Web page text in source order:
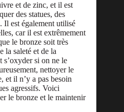
et de zinc, et il est
des statues, des
Il est également utilisé
car il est extrêmement
le bronze soit très
la saleté et de la
s’oxyder si on ne le
nettoyer le
et il n’y a pas besoin
agressifs. Voici
le bronze et le maintenir